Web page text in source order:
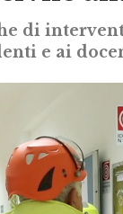
di
e ai